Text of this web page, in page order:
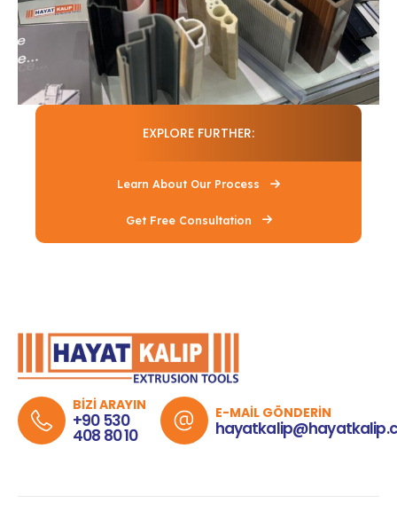
EXPLORE FURTHER:
Learn About Our Process
Get Free Consultation
BİZİ ARAYIN
+90 530
408 80 10
E-MAİL GÖNDERİN